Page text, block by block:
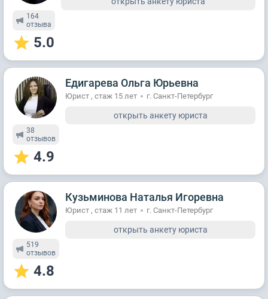
164
отзывa
5.0
38
отзывов
4.9
Едигарева Ольга Юрьевна
Юрист , стаж 15 лет г. Санкт-Петербург
открыть анкету юриста
519
отзывов
4.8
Кузьминова Наталья Игоревна
Юрист , стаж 11 лет г. Санкт-Петербург
открыть анкету юриста